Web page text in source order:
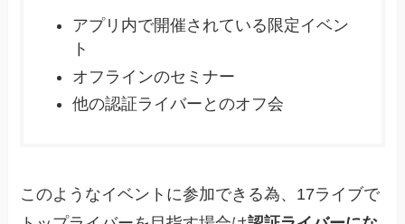
アプリ内で開催されている限定イベン
ト
オフラインのセミナー
他の認証ライバーとのオフ会
このよう なイベントに参加できる為、17ライブで